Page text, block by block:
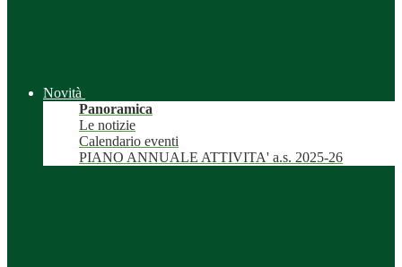
Novità
Panoramica
Le notizie
Calendario eventi
PIANO ANNUALE ATTIVITA' a.s. 2025-26